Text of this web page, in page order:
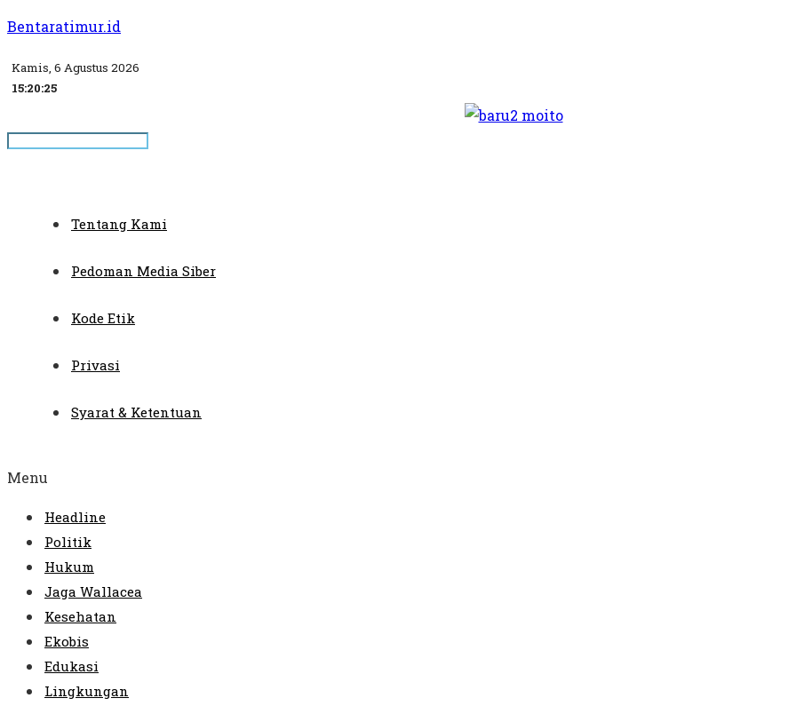
Bentaratimur.id
Kamis, 6 Agustus 2026
15:20:25
Tentang Kami
Pedoman Media Siber
Kode Etik
Privasi
Syarat & Ketentuan
Menu
Headline
Politik
Hukum
Jaga Wallacea
Kesehatan
Ekobis
Edukasi
Lingkungan